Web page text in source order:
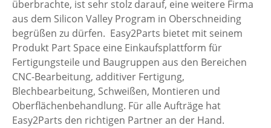
überbrachte, ist sehr stolz darauf, eine weitere Firma
aus dem Silicon Valley Program in Oberschneiding
begrüßen zu dürfen. Easy2Parts bietet mit seinem
Produkt Part Space eine Einkaufsplattform für
Fertigungsteile und Baugruppen aus den Bereichen
CNC-Bearbeitung, additiver Fertigung,
Blechbearbeitung, Schweißen, Montieren und
Oberflächenbehandlung. Für alle Aufträge hat
Easy2Parts den richtigen Partner an der Hand.